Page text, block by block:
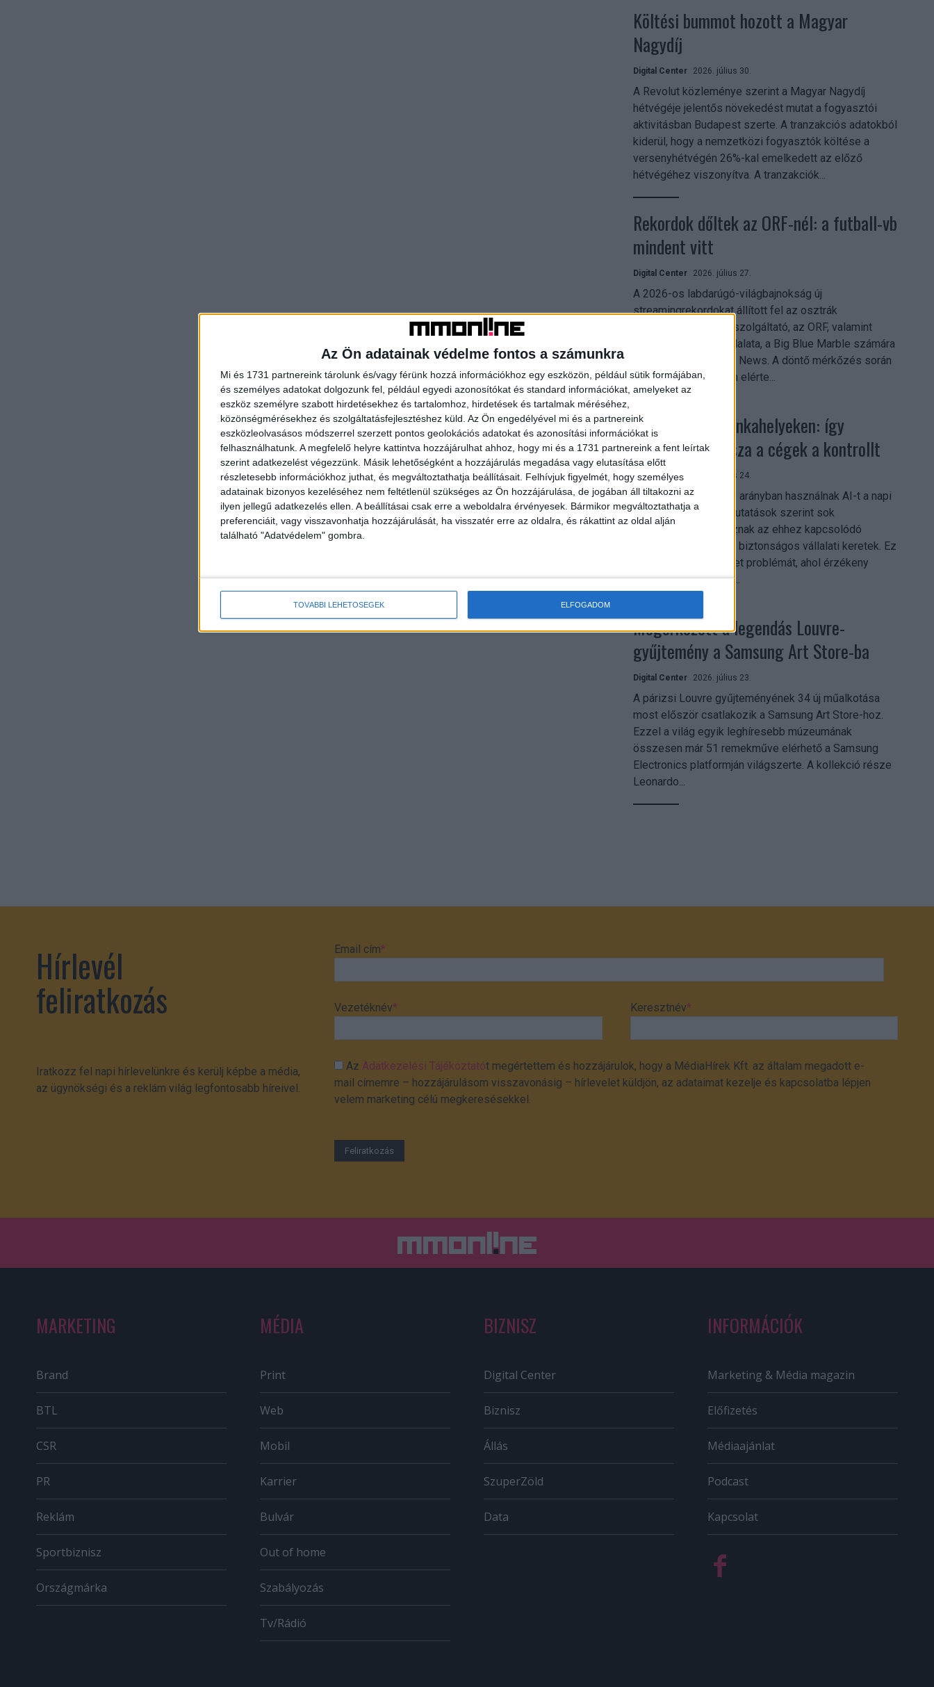
Az Ön adatainak védelme fontos a számunkra
Mi és 1731 partnereink tárolunk és/vagy férünk hozzá információkhoz egy eszközön, például sütik formájában,
és személyes adatokat dolgozunk fel, például egyedi azonosítókat és standard információkat, amelyeket az
eszköz személyre szabott hirdetésekhez és tartalomhoz, hirdetések és tartalmak méréséhez,
közönségmérésekhez és szolgáltatásfejlesztéshez küld. Az Ön engedélyével mi és a partnereink
eszközleolvasásos módszerrel szerzett pontos geolokációs adatokat és azonosítási információkat is
felhasználhatunk. A megfelelő helyre kattintva hozzájárulhat ahhoz, hogy mi és a 1731 partnereink a fent leírtak
szerint adatkezelést végezzünk. Másik lehetőségként a hozzájárulás megadása vagy elutasítása előtt
részletesebb információkhoz juthat, és megváltoztathatja beállításait. Felhívjuk figyelmét, hogy személyes
adatainak bizonyos kezeléséhez nem feltétlenül szükséges az Ön hozzájárulása, de jogában áll tiltakozni az
ilyen jellegű adatkezelés ellen. A beállításai csak erre a weboldalra érvényesek. Bármikor megváltoztathatja a
preferenciáit, vagy visszavonhatja hozzájárulását, ha visszatér erre az oldalra, és rákattint az oldal alján
található "Adatvédelem" gombra.
TOVÁBBI LEHETŐSÉGEK ELFOGADOM
Költési bummot hozott a Magyar
Nagydíj
Digital Center 2026. július 30.
A Revolut közleménye szerint a Magyar Nagydíj
hétvégéje jelentős növekedést mutat a fogyasztói
aktivitásban Budapest szerte. A tranzakciós adatokból
kiderül, hogy a nemzetközi fogyasztók költése a
versenyhétvégén 26%-kal emelkedett az előző
hétvégéhez viszonyítva. A tranzakciók...
Rekordok dőltek az ORF-nél: a futball-vb
mindent vitt
Digital Center 2026. július 27.
A 2026-os labdarúgó-világbajnokság új
streamingrekordokat állított fel az osztrák
közszolgálati műsorszolgáltató, az ORF, valamint
technológiai leányvállalata, a Big Blue Marble számára
– írja a Broadband TV News. A döntő mérkőzés során
az átlagos nézőszám elérte...
Shadow AI a munkahelyeken: így
szerezhetik vissza a cégek a kontrollt
Digital Center 2026. július 24.
A munkavállalók nagy arányban használnak AI-t a napi
munkában, ám friss kutatások szerint sok
szervezetnél hiányoznak az ehhez kapcsolódó
világos irányelvek és biztonságos vállalati keretek. Ez
különösen ott jelenthet problémát, ahol érzékeny
üzleti információkkal...
Megérkezett a legendás Louvre-
gyűjtemény a Samsung Art Store-ba
Digital Center 2026. július 23.
A párizsi Louvre gyűjteményének 34 új műalkotása
most először csatlakozik a Samsung Art Store-hoz.
Ezzel a világ egyik leghíresebb múzeumának
összesen már 51 remekműve elérhető a Samsung
Electronics platformján világszerte. A kollekció része
Leonardo...
Hírlevél
feliratkozás
Iratkozz fel napi hírlevelünkre és kerülj képbe a média,
az ügynökségi és a reklám világ legfontosabb híreivel.
Email cím*
Vezetéknév* Keresztnév*
AzAdatkezelési Tájékoztatót megértettem és hozzájárulok, hogy a MédiaHírek Kft. az általam megadott e-
mail címemre – hozzájárulásom visszavonásig – hírlevelet küldjön, az adataimat kezelje és kapcsolatba lépjen
velem marketing célú megkeresésekkel.
MARKETING
Brand
BTL
CSR
PR
Reklám
Sportbiznisz
Országmárka
MÉDIA
Print
Web
Mobil
Karrier
Bulvár
Out of home
Szabályozás
Tv/Rádió
BIZNISZ
Digital Center
Biznisz
Állás
SzuperZöld
Data
INFORMÁCIÓK
Marketing & Média magazin
Előfizetés
Médiaajánlat
Podcast
Kapcsolat